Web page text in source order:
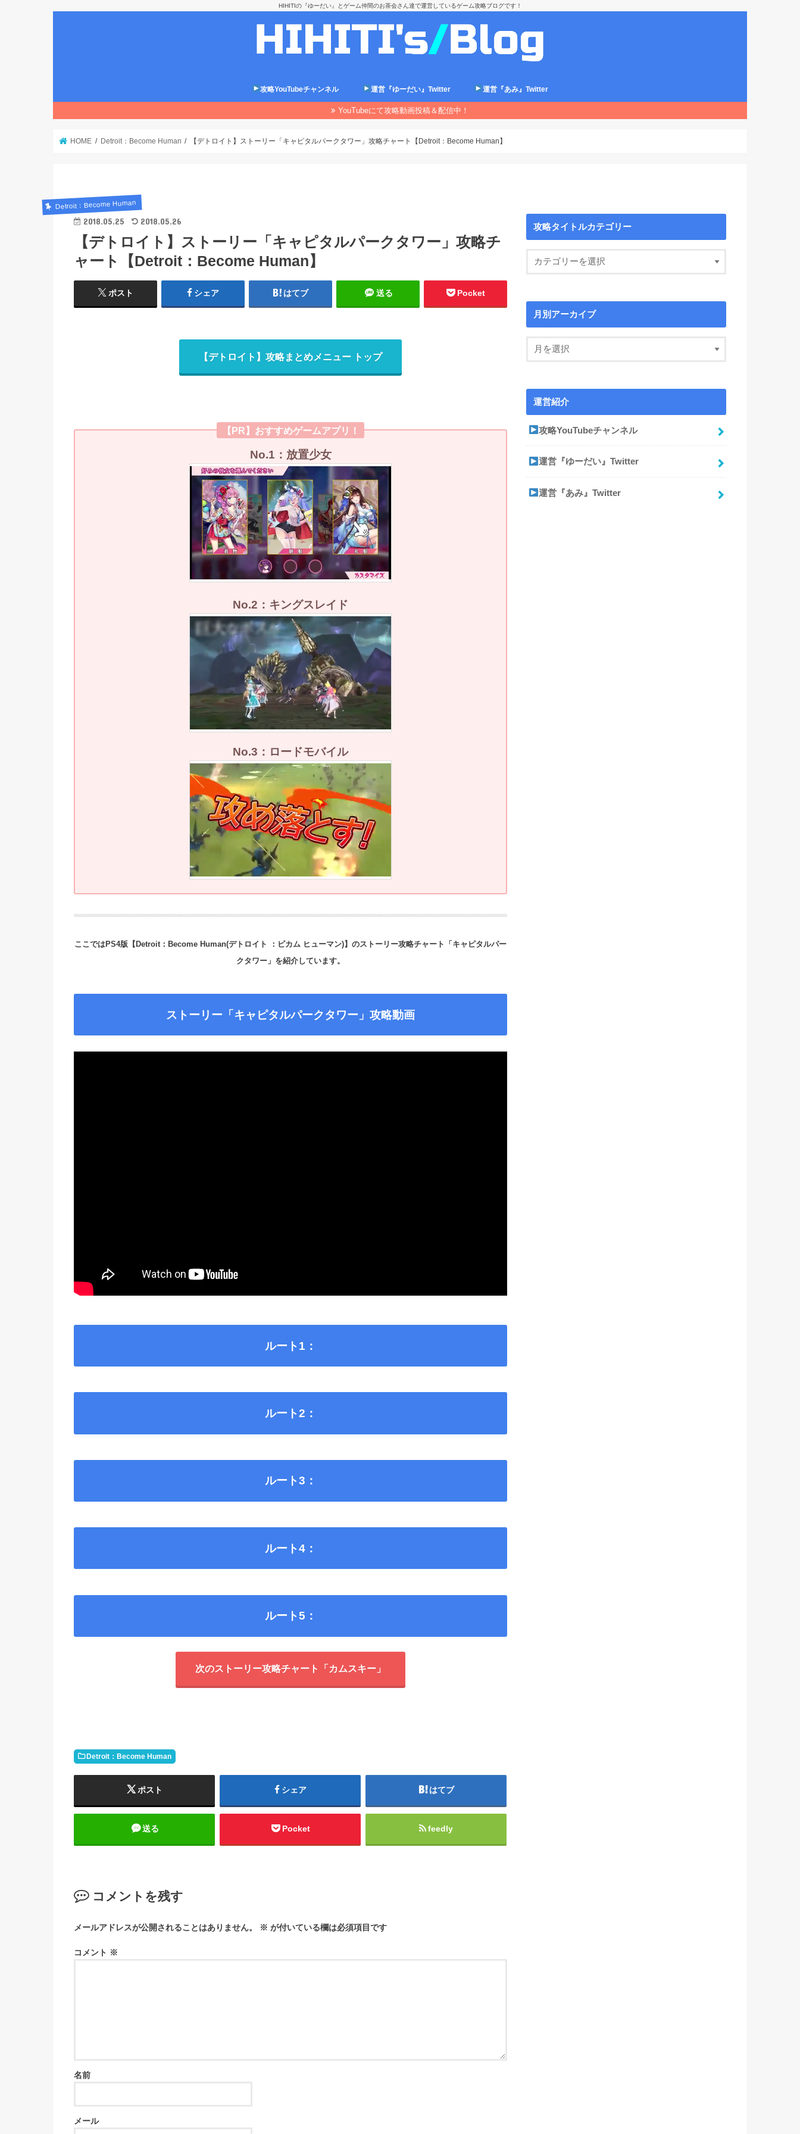
HIHITIの『ゆーだい』とゲーム仲間のお茶会さん達で運営しているゲーム攻略ブログです！
攻略YouTubeチャンネル 運営『ゆーだい』Twitter 運営『あみ』Twitter
YouTubeにて攻略動画投稿＆配信中！
HOME Detroit：Become Human 【デトロイト】ストーリー「キャピタルパークタワー」攻略チャート【Detroit：Become Human】
Detroit：Become Human
2018.05.25 2018.05.26
【デトロイト】ストーリー「キャピタルパークタワー」攻略チ
ャート【Detroit：Become Human】
ポスト シェア はてブ 送る Pocket
【デトロイト】攻略まとめメニュー トップ
【PR】おすすめゲームアプリ！
No.1：放置少女
No.2：キングスレイド
No.3：ロードモバイル
ここではPS4版【Detroit：Become Human(デトロイト ：ビカム ヒューマン)】のストーリー攻略チャート「キャピタルパー
クタワー」を紹介しています。
ストーリー「キャピタルパークタワー」攻略動画
ルート1：
ルート2：
ルート3：
ルート4：
ルート5：
次のストーリー攻略チャート「カムスキー」
Detroit：Become Human
ポスト シェア はてブ
送る Pocket feedly
コメントを残す
メールアドレスが公開されることはありません。 ※ が付いている欄は必須項目です
コメント ※
名前
メール
攻略タイトルカテゴリー
月別アーカイブ
運営紹介
攻略YouTubeチャンネル
運営『ゆーだい』Twitter
運営『あみ』Twitter